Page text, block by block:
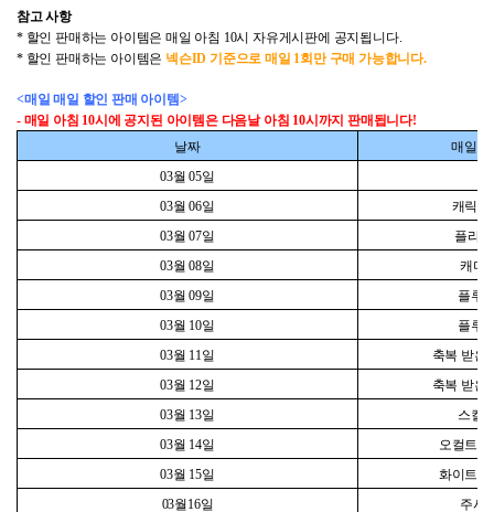
참고 사항
* 할인 판매하는 아이템은 매일 아침 10시 자유게시판에 공지됩니다.
* 할인 판매하는 아이템은 넥슨ID기준으로 매일 1회만 구매 가능합니다.
<매일 매일 할인 판매 아이템>
- 매일 아침 10시 에 공지된 아이템은 다음날 아침 10시 까지 판매됩니다!
날짜
매일
03월 05일
03월 06일
캐릭터
03월 07일
플라
03월 08일 캐미
03월 09일
플루
03월 10일
플루
03월 11일
축복 받은
03월 12일
축복 받은
03월 13일
스킬
03월 14일
오컬트
03월 15일
화이트
03월 16일 주시